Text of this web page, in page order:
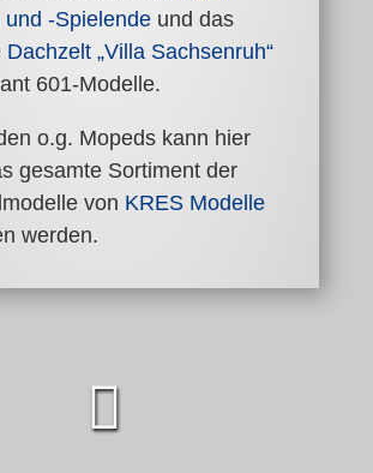
und -Spielendeund das
Dachzelt „Villa Sachsenruh“
601-Modelle.
o.g. Mopeds kann hier
gesamte Sortiment der
von KRES Modelle
werden.
